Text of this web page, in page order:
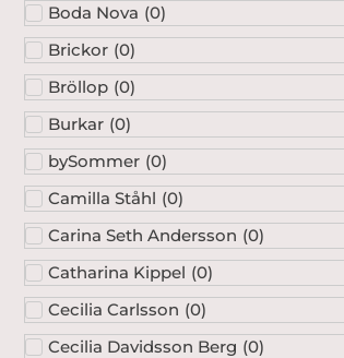
Boda Nova (0)
Brickor (0)
Bröllop (0)
Burkar (0)
bySommer (0)
Camilla Ståhl (0)
Carina Seth Andersson (0)
Catharina Kippel (0)
Cecilia Carlsson (0)
Cecilia Davidsson Berg (0)